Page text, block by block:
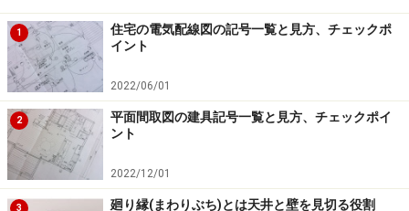
の商品展示はもちろんのこと、最近では、玄関まわりや
サンルーム空間としてコーディネートされた、空間展示
も増えてきていますし、屋内だけでなく屋外に実物を展
示しているショールームもみられます。
具体的な商品選びの前に、これらの空間展示を見学し、
空間やスペース、ボリュームのイメージを膨らませると
1
住宅の電気配線図の記号一覧と見方、チェックポ
イント
2022/06/01
2
平面間取図の建具記号一覧と見方、チェックポイ
ント
2022/12/01
3 廻り縁(まわりぶち)とは天井と壁を見切る役割